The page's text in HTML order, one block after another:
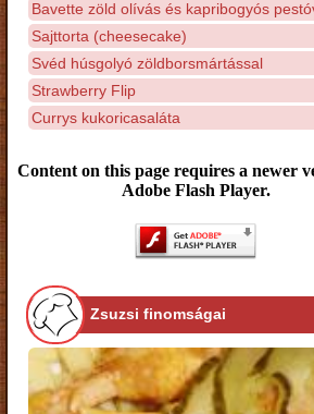
Bavette zöld olívás és kapribogyós
Sajttorta (cheesecake)
Svéd húsgolyó zöldborsmártással
Strawberry Flip
Currys kukoricasaláta
Content on this page requires a newer
Adobe Flash Player.
Zsuzsi finomságai